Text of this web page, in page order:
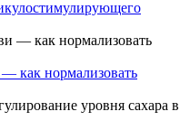
как нормализовать